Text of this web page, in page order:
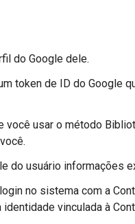
do Google dele.
token de ID do Google
você usar o método
do usuário informações
no sistema com a
vinculada à